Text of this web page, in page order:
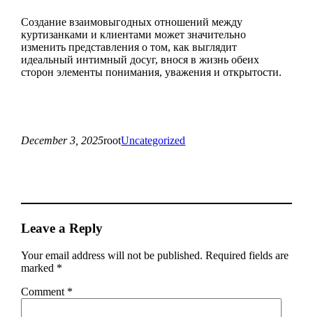
Создание взаимовыгодных отношений между
куртизанками и клиентами может значительно
изменить представления о том, как выглядит
идеальный интимный досуг, внося в жизнь обеих
сторон элементы понимания, уважения и открытости.
December 3, 2025rootUncategorized
Leave a Reply
Your email address will not be published. Required fields are
marked *
Comment *